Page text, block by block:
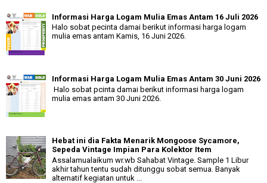
Informasi Harga Logam Mulia Emas Antam 16 Juli 2026
Halo sobat pecinta damai berikut informasi harga logam
mulia emas antam Kamis, 16 Juni 2026.
Informasi Harga Logam Mulia Emas Antam 30 Juni 2026
Halo sobat pcinta damai berikut informasi harga logam
mulia emas antam 30 Juni 2026.
Hebat ini dia Fakta Menarik Mongoose Sycamore,
Sepeda Vintage Impian Para Kolektor Item
Assalamualaikum wr.wb Sahabat Vintage. Sample 1 Libur
akhir tahun tentu sudah ditunggu sobat semua. Banyak
alternatif kegiatan untuk ...